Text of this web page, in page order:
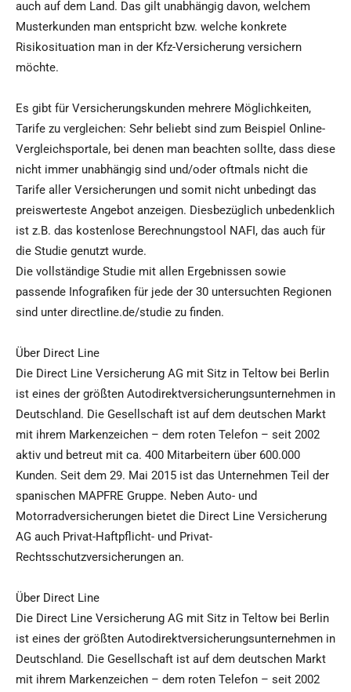
auch auf dem Land. Das gilt unabhängig davon, welchem
Musterkunden man entspricht bzw. welche konkrete
Risikosituation man in der Kfz-Versicherung versichern
möchte.
Es gibt für Versicherungskunden mehrere Möglichkeiten,
Tarife zu vergleichen: Sehr beliebt sind zum Beispiel Online-
Vergleichsportale, bei denen man beachten sollte, dass diese
nicht immer unabhängig sind und/oder oftmals nicht die
Tarife aller Versicherungen und somit nicht unbedingt das
preiswerteste Angebot anzeigen. Diesbezüglich unbedenklich
ist z.B. das kostenlose Berechnungstool NAFI, das auch für
die Studie genutzt wurde.
Die vollständige Studie mit allen Ergebnissen sowie
passende Infografiken für jede der 30 untersuchten Regionen
sind unter directline.de/studie zu finden.
Über Direct Line
Die Direct Line Versicherung AG mit Sitz in Teltow bei Berlin
ist eines der größten Autodirektversicherungsunternehmen in
Deutschland. Die Gesellschaft ist auf dem deutschen Markt
mit ihrem Markenzeichen – dem roten Telefon – seit 2002
aktiv und betreut mit ca. 400 Mitarbeitern über 600.000
Kunden. Seit dem 29. Mai 2015 ist das Unternehmen Teil der
spanischen MAPFRE Gruppe. Neben Auto- und
Motorradversicherungen bietet die Direct Line Versicherung
AG auch Privat-Haftpflicht- und Privat-
Rechtsschutzversicherungen an.
Über Direct Line
Die Direct Line Versicherung AG mit Sitz in Teltow bei Berlin
ist eines der größten Autodirektversicherungsunternehmen in
Deutschland. Die Gesellschaft ist auf dem deutschen Markt
mit ihrem Markenzeichen – dem roten Telefon – seit 2002